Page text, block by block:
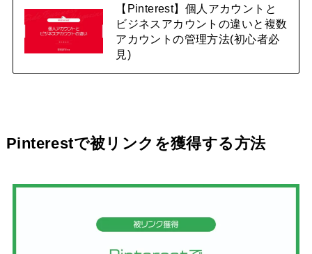
【Pinterest】個人アカウントと
ビジネスアカウントの違いと複数
アカウントの管理方法(初心者必
見)
Pinterestで被リンクを獲得する方法